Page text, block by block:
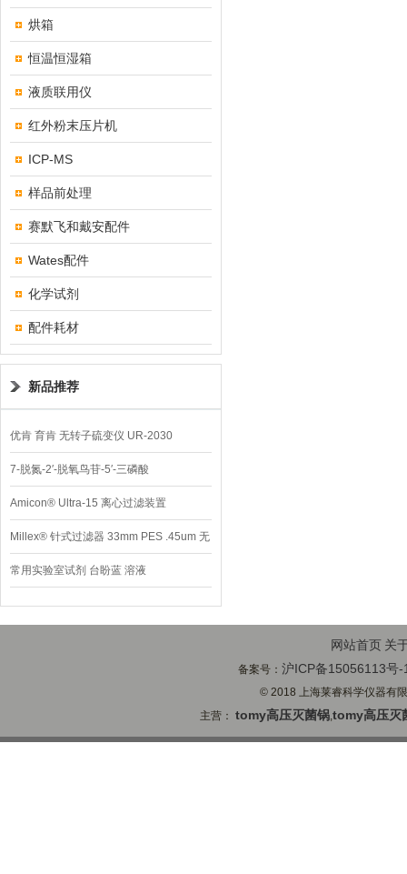
烘箱
恒温恒湿箱
液质联用仪
红外粉末压片机
ICP-MS
样品前处理
赛默飞和戴安配件
Wates配件
化学试剂
配件耗材
新品推荐
优肯 育肯 无转子硫变仪 UR-2030
7-脱氮-2′-脱氧鸟苷-5′-三磷酸
Amicon® Ultra-15 离心过滤装置
Millex® 针式过滤器 33mm PES .45um 无
菌
常用实验室试剂 台盼蓝 溶液
网站首页 关
备案号：沪ICP备15056113号-
© 2018 上海莱睿科学仪器有
主营：tomy高压灭菌锅,tomy高压灭